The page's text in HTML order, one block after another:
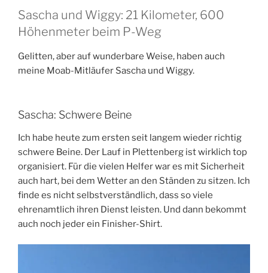
Sascha und Wiggy: 21 Kilometer, 600
Höhenmeter beim P-Weg
Gelitten, aber auf wunderbare Weise, haben auch
meine Moab-Mitläufer Sascha und Wiggy.
Sascha: Schwere Beine
Ich habe heute zum ersten seit langem wieder richtig
schwere Beine. Der Lauf in Plettenberg ist wirklich top
organisiert. Für die vielen Helfer war es mit Sicherheit
auch hart, bei dem Wetter an den Ständen zu sitzen. Ich
finde es nicht selbstverständlich, dass so viele
ehrenamtlich ihren Dienst leisten. Und dann bekommt
auch noch jeder ein Finisher-Shirt.